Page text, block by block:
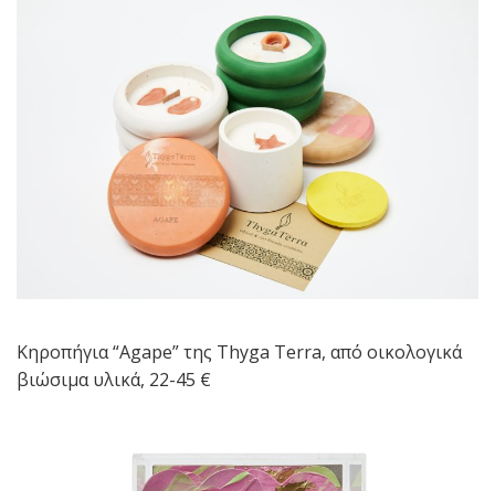
Κηροπήγια “Agape” της Τhyga Terra, από οικολογικά
βιώσιμα υλικά, 22-45 €